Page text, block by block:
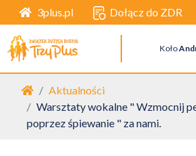
3plus.pl Dołącz do ZDR
Koło
Strona główna
Aktualności
Warsztaty wokalne " Wzmocnij
poprzez śpiewanie " za nami.